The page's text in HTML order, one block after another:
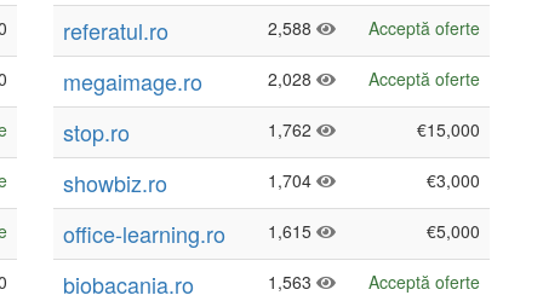
referatul.ro 2,588 Acceptă oferte
megaimage.ro 2,028 Acceptă oferte
stop.ro 1,762 €15,000
showbiz.ro 1,704 €3,000
office-learning.ro 1,615 €5,000
biobacania.ro 1,563 Acceptă oferte